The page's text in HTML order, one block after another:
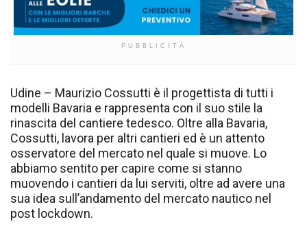
PUBBLICITÀ
Udine – Maurizio Cossutti è il progettista di tutti i
modelli Bavaria e rappresenta con il suo stile la
rinascita del cantiere tedesco. Oltre alla Bavaria,
Cossutti, lavora per altri cantieri ed è un attento
osservatore del mercato nel quale si muove. Lo
abbiamo sentito per capire come si stanno
muovendo i cantieri da lui serviti, oltre ad avere una
sua idea sull’andamento del mercato nautico nel
post lockdown.